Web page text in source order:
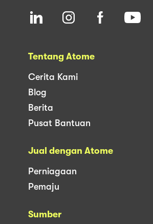
Tentang Atome
Cerita Kami
Blog
Berita
Pusat Bantuan
Jual dengan Atome
Perniagaan
Pemaju
Sumber